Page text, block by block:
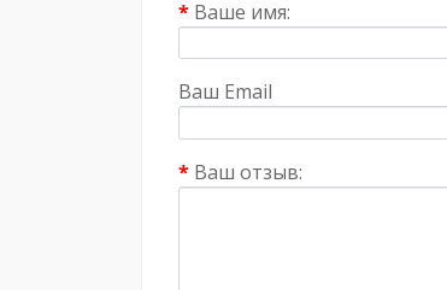
Ваше имя:
Ваш Email
Ваш отзыв: